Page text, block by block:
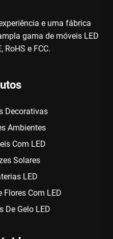
e uma fábrica
gama de móveis LED
RoHS e FCC.
Decorativas
Ambientes
Com LED
Solares
LED
Flores Com LED
De Gelo LED